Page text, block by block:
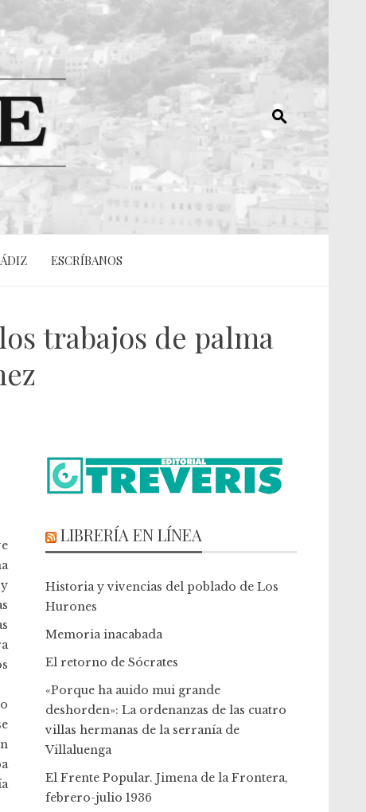
ESCRÍBANOS
trabajos de palma
LIBRERÍA EN LÍNEA
Historia y vivencias del poblado de Los
Hurones
Memoria inacabada
El retorno de Sócrates
«Porque ha auido mui grande
deshorden»: La ordenanzas de las cuatro
villas hermanas de la serranía de
Villaluenga
El Frente Popular. Jimena de la Frontera,
febrero-julio 1936